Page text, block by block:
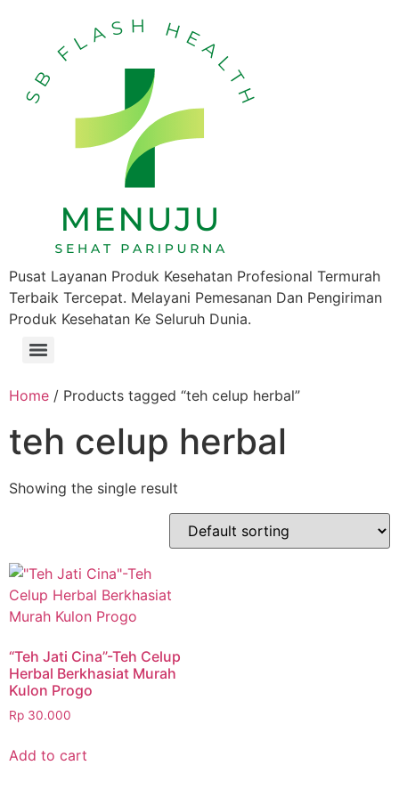
Pusat Layanan Produk Kesehatan Profesional Termurah
Terbaik Tercepat. Melayani Pemesanan Dan Pengiriman
Produk Kesehatan Ke Seluruh Dunia.
Home / Products tagged “teh celup herbal”
teh celup herbal
Showing the single result
“Teh Jati Cina”-Teh Celup
Herbal Berkhasiat Murah
Kulon Progo
Rp 30.000
Add to cart